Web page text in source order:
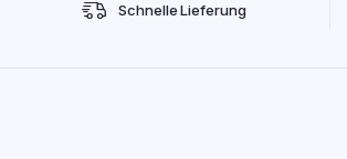
Schnelle Lieferung